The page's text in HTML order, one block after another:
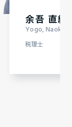
余吾 直紀
Yogo, Naoki
税理士